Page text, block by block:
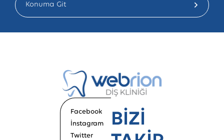
Facebook
İnstagram
Twitter
BİZİ
Konuma Git